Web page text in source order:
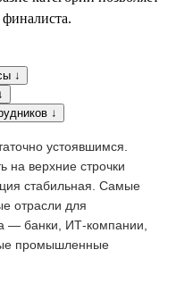
↓
↓
устоявшимся.
на верхние строчки
стабильная. Самые
отрасли для
— банки, ИТ-компании,
промышленные